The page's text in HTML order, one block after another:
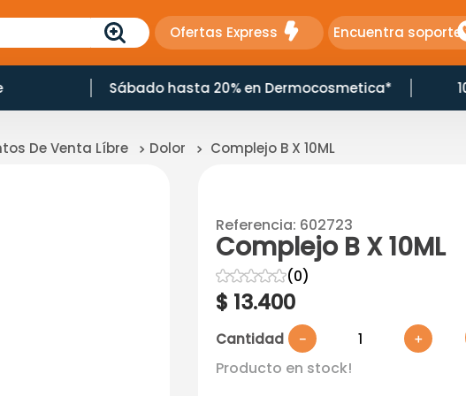
Ofertas Express Encuentra soporte
Sábado hasta 20% en Dermocosmetica*
De Venta Líbre Dolor Complejo B X 10ML
Referencia: 602723
Complejo B X 10ML
☆☆☆☆☆(0)
$ 13.400
Cantidad ＋
－
Producto en stock!